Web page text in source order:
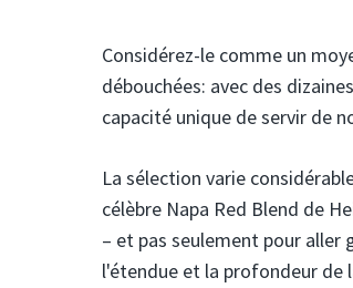
Considérez-le comme un
débouchées: avec des
capacité unique de servir de
La sélection varie
célèbre Napa Red Blend de
– et pas seulement pour aller
l'étendue et la profondeur de